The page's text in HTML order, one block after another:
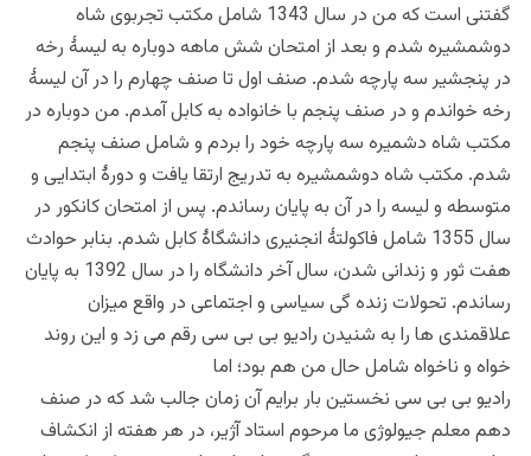
گفتنی است که من در سال 1343 شامل مکتب تجربوی شاه
دوشمشیره شدم و بعد از امتحان شش ماهه دوباره به لیسۀ رخه
در پنجشیر سه پارچه شدم. صنف اول تا صنف چهارم را در آن لیسۀ
رخه خواندم و در صنف پنجم با خانواده به کابل آمدم. من دوباره در
مکتب شاه دشمیره سه پارچه خود را بردم و شامل صنف پنجم
شدم. مکتب شاه دوشمشیره به تدریج ارتقا یافت و دورۀ ابتدایی و
متوسطه و لیسه را در آن به پایان رساندم. پس از امتحان کانکور در
سال 1355 شامل فاکولتۀ انجنیری دانشگاۀ کابل شدم. بنابر حوادث
هفت ثور و زندانی شدن، سال آخر دانشگاه را در سال 1392 به پایان
رساندم. تحولات زنده گی سیاسی و اجتماعی در واقع میزان
علاقمندی ها را به شنیدن رادیو بی بی سی رقم می زد و این روند
خواه و ناخواه شامل حال من هم بود؛ اما
رادیو بی بی سی نخستین بار برایم آن زمان جالب شد که در صنف
دهم معلم جیولوژی ما مرحوم استاد آژیر، در هر هفته از انکشاف